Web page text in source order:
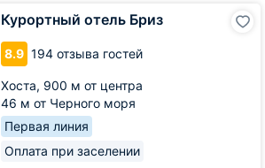
Курортный отель Бриз
8.9 194 отзыва гостей
Хоста, 900 м от центра
46 м от Черного моря
Первая линия
Оплата при заселении